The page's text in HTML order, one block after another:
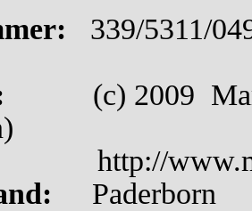
339/5311/
(c) 2009
http://
Paderborn